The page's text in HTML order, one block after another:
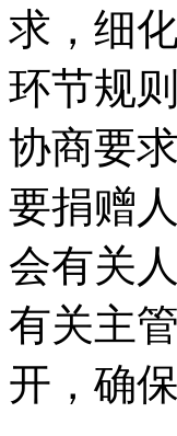
求，细
环节规
协商要
要捐赠
会有关
有关主
开，确